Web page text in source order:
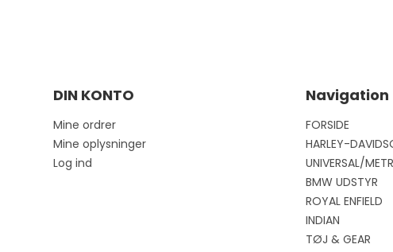
DIN KONTO
Mine ordrer
Mine oplysninger
Log ind
Navigation
FORSIDE
HARLEY-
UNIVERSAL/
BMW UDSTYR
ROYAL ENFIELD
INDIAN
TØJ & GEAR